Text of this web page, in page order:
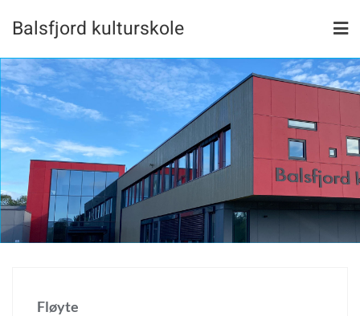
Balsfjord kulturskole
Fløyte